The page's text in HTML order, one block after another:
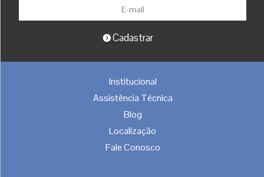
Institucional
Assistência Técnica
Blog
Localização
Fale Conosco